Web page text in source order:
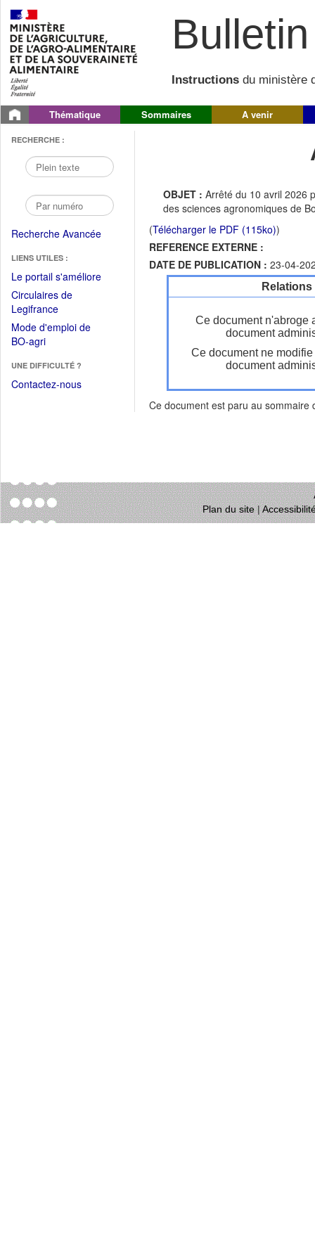
Instructions du ministère
Thématique Sommaires A venir
RECHERCHE :
Recherche Avancée
LIENS UTILES :
Le portail s'améliore(Fichier
Circulaires de
Legifrance(Ouvrir
dans
une
fenêtre)
Mode d'emploi de
BO-agri(Ouvrir
une
nouvelle
UNE DIFFICULTÉ ?
Contactez-nous
OBJET : Arrêté du 10 avril 2026
des sciences agronomiques de
(Télécharger le PDF (115ko))
REFERENCE EXTERNE :
DATE DE PUBLICATION : 23-04-
Ce document n'abroge
document
Ce document ne
document
Ce document est paru au sommaire
Plan du site|